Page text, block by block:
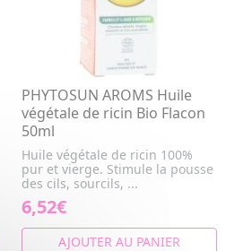
PHYTOSUN AROMS Huile
végétale de ricin Bio Flacon
50ml
Huile végétale de ricin 100%
pur et vierge. Stimule la pousse
des cils, sourcils, ...
6,52€
AJOUTER AU PANIER